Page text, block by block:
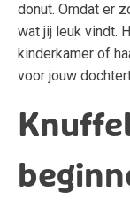
donut. Omdat er
wat jij leuk vindt.
kinderkamer of
voor jouw